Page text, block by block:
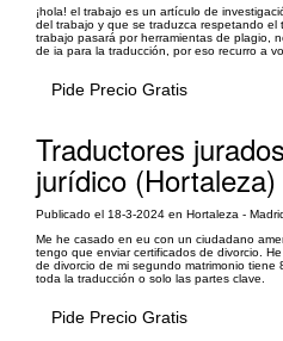
¡hola! el trabajo es un artículo de
del trabajo y que se traduzca respetando el
trabajo pasará por herramientas de plagio,
de ia para la traducción, por eso recurro a
Pide Precio Gratis
Traductores
jurídico (Hortaleza)
Publicado el 18-3-2024 en Hortaleza -
Me he casado en eu con un ciudadano
tengo que enviar certificados de divorcio.
de divorcio de mi segundo matrimonio
toda la traducción o solo las partes clave.
Pide Precio Gratis